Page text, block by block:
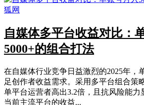
自媒体多平台收益对比：
5000+的组合打法
在自媒体行业竞争日益激烈的2025年，
足创作者收益需求。采用多平台组合策
单平台运营者高出3.2倍，且抗风险能力
当前主流平台的收益...